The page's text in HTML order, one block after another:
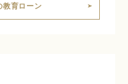
教育ローン